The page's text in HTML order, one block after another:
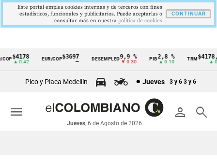
Cintillo
económicos
Colombia
$4178
▲ 0.42
EUR/COP$3697 DESEMPLEO 9,9 %
▼ 0.30
PIB2,8 %
▲ 0.10
TRM
▲
Pico y Placa Medellín Jueves 3 y 6 3 y 6
person search
Jueves, 6 de Agosto de 2026
menu
Este portal emplea cookies internas y de terceros con fines
estadísticos, funcionales y publicitarios. Puede aceptarlas o
consultar más en nuestra politica de cookies
CONTINUAR